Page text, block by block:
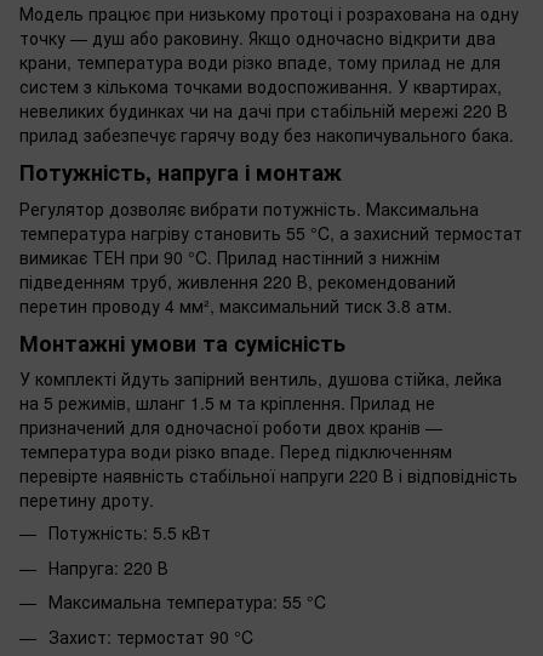
Модель працює при низькому протоці і розрахована на одну
точку — душ або раковину. Якщо одночасно відкрити два
крани, температура води різко впаде, тому прилад не для
систем з кількома точками водоспоживання. У квартирах,
невеликих будинках чи на дачі при стабільній мережі 220 В
прилад забезпечує гарячу воду без накопичувального бака.
Потужність, напруга і монтаж
Регулятор дозволяє вибрати потужність. Максимальна
температура нагріву становить 55 °C, а захисний термостат
вимикає ТЕН при 90 °C. Прилад настінний з нижнім
підведенням труб, живлення 220 В, рекомендований
перетин проводу 4 мм², максимальний тиск 3.8 атм.
Монтажні умови та сумісність
У комплекті йдуть запірний вентиль, душова стійка, лейка
на 5 режимів, шланг 1.5 м та кріплення. Прилад не
призначений для одночасної роботи двох кранів —
температура води різко впаде. Перед підключенням
перевірте наявність стабільної напруги 220 В і відповідність
перетину дроту.
Потужність: 5.5 кВт
Напруга: 220 В
Максимальна температура: 55 °C
Захист: термостат 90 °C